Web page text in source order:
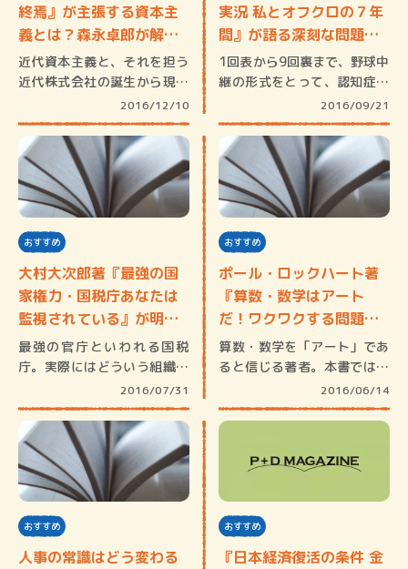
終焉』が主張する資本主
義とは？森永卓郎が解
説！
近代資本主義と、それを担う
近代株式会社の誕生から現代
2016/12/10
実況 私とオフクロの７年
間』が語る深刻な問題。
…
1回表から9回裏まで、野球中
継の形式をとって、認知症の
2016/09/21
おすすめ
大村大次郎著『最強の国
家権力・国税庁あなたは
監視されている』が明ら
かに…
最強の官庁といわれる国税
庁。実際にはどういう組織な
2016/07/31
おすすめ
ポール・ロックハート著
『算数・数学はアート
だ！ワクワクする問題を
子ども…
算数・数学を「アート」であ
ると信じる著者。本書では、
2016/06/14
おすすめ
人事の常識はどう変わる
おすすめ
『日本経済復活の条件 金